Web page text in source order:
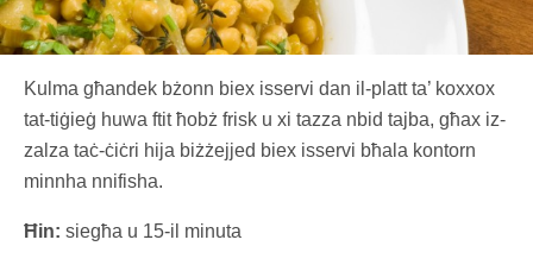
Kulma għandek bżonn biex isservi dan il-platt ta’ koxxox
tat-tiġieġ huwa ftit ħobż frisk u xi tazza nbid tajba, għax iz-
zalza taċ-ċiċri hija biżżejjed biex isservi bħala kontorn
minnha nnifisha.
Ħin: siegħa u 15-il minuta